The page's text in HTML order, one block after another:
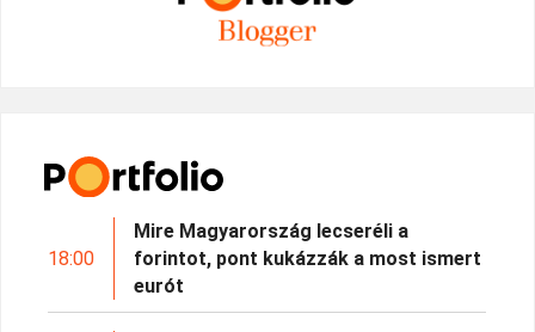
18:00
Mire Magyarország lecseréli a
forintot, pont kukázzák a most ismert
eurót